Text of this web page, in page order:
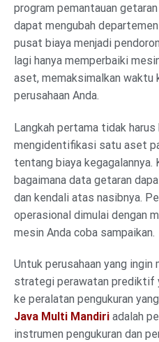
program pemantauan
dapat mengubah
pusat biaya menjadi
lagi hanya memperbaiki
aset, memaksimalkan waktu
perusahaan Anda.
Langkah pertama tidak harus
mengidentifikasi satu aset
tentang biaya kegagalannya.
bagaimana data getaran
dan kendali atas nasibnya.
operasional dimulai dengan
mesin Anda coba sampaikan.
Untuk perusahaan yang
strategi perawatan prediktif
ke peralatan pengukuran
Java Multi Mandiri adalah
instrumen pengukuran dan